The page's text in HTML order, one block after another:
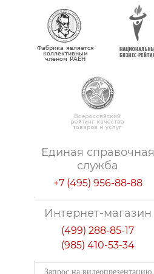
Единая справочная
служба
+7 (495) 956-88-88
Интернет-магазин
(499) 288-85-17
(985) 410-53-34
Запрос на видеопрезентацию